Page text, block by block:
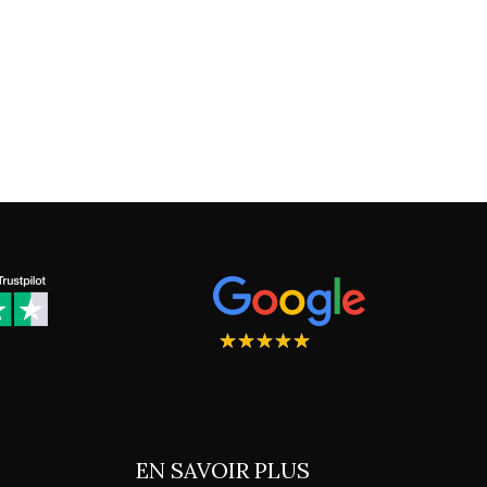
★★★★★
EN SAVOIR PLUS